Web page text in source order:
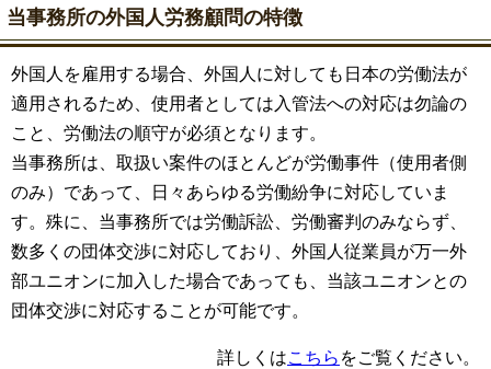
当事務所の外国人労務顧問の特徴
外国人を雇用する場合、外国人に対しても日本の労働法が
適用されるため、使用者としては入管法への対応は勿論の
こと、労働法の順守が必須となります。
当事務所は、取扱い案件のほとんどが労働事件（使用者側
のみ）であって、日々あらゆる労働紛争に対応していま
す。殊に、当事務所では労働訴訟、労働審判のみならず、
数多くの団体交渉に対応しており、外国人従業員が万一外
部ユニオンに加入した場合であっても、当該ユニオンとの
団体交渉に対応することが可能です。
詳しくはこちらをご覧ください。